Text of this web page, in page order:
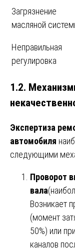
Загрязнение
масляной
Неправильная
регулировка
1.2.
Экспертиза
автомобиля
следующими
Проворот
вала
Возникает
(момент
50%) или
каналов